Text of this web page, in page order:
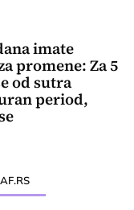
imate
promene: Za 5
od sutra
period,